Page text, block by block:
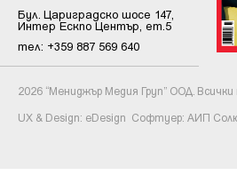
Бул. Цариградско шосе 147,
Интер Ескпо Център, ет.5
тел: +359 887 569 640
2026 “Мениджър Медия Груп” ООД. Всички
UX & Design: eDesign Софтуер: АИП